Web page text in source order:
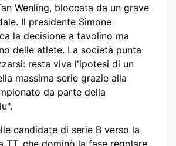
Wenling, bloccata da un grave
Il presidente Simone
la decisione a tavolino ma
delle atlete. La società punta
resta viva l'ipotesi di un
massima serie grazie alla
da parte della
candidate di serie B verso la
TT, che dominò la fase regolare